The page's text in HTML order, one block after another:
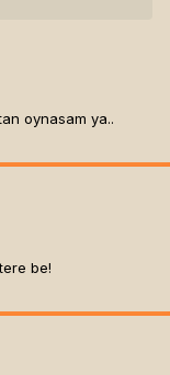
oynasam ya..
be!